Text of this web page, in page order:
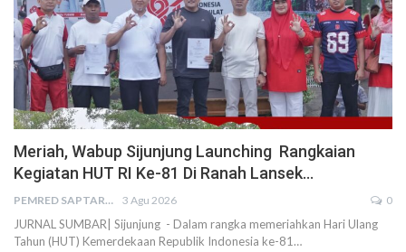
Meriah, Wabup Sijunjung Launching Rangkaian
Kegiatan HUT RI Ke-81 Di Ranah Lansek…
PEMRED SAPTARIUS 3 Agu 2026 0
JURNAL SUMBAR| Sijunjung - Dalam rangka memeriahkan Hari Ulang
Tahun (HUT) Kemerdekaan Republik Indonesia ke-81…